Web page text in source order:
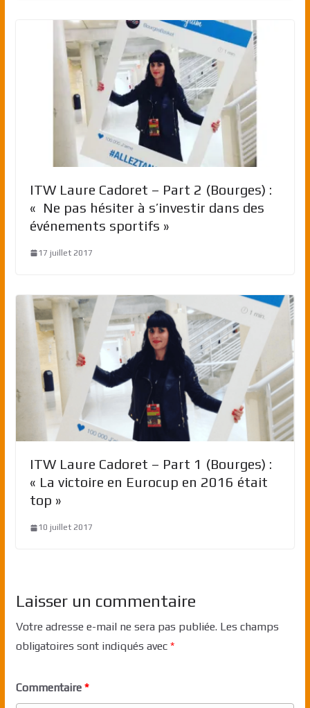
ITW Laure Cadoret – Part 2 (Bourges) :
« Ne pas hésiter à s’investir dans des
événements sportifs »
17 juillet 2017
ITW Laure Cadoret – Part 1 (Bourges) :
« La victoire en Eurocup en 2016 était
top »
10 juillet 2017
Laisser un commentaire
Votre adresse e-mail ne sera pas publiée. Les champs
obligatoires sont indiqués avec *
Commentaire *